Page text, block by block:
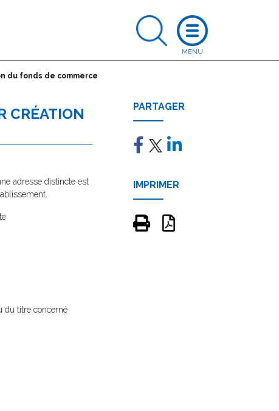
du fonds de commerce
CRÉATION
adresse distincte est
du titre concerné
PARTAGER
IMPRIMER